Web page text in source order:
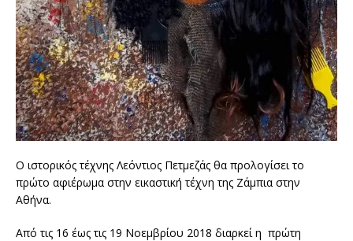
O ιστορικός τέχνης Λεόντιος Πετμεζάς θα προλογίσει το
πρώτο αφιέρωμα στην εικαστική τέχνη της Ζάμπια στην
Αθήνα.
Από τις 16 έως τις 19 Νοεμβρίου 2018 διαρκεί η πρώτη